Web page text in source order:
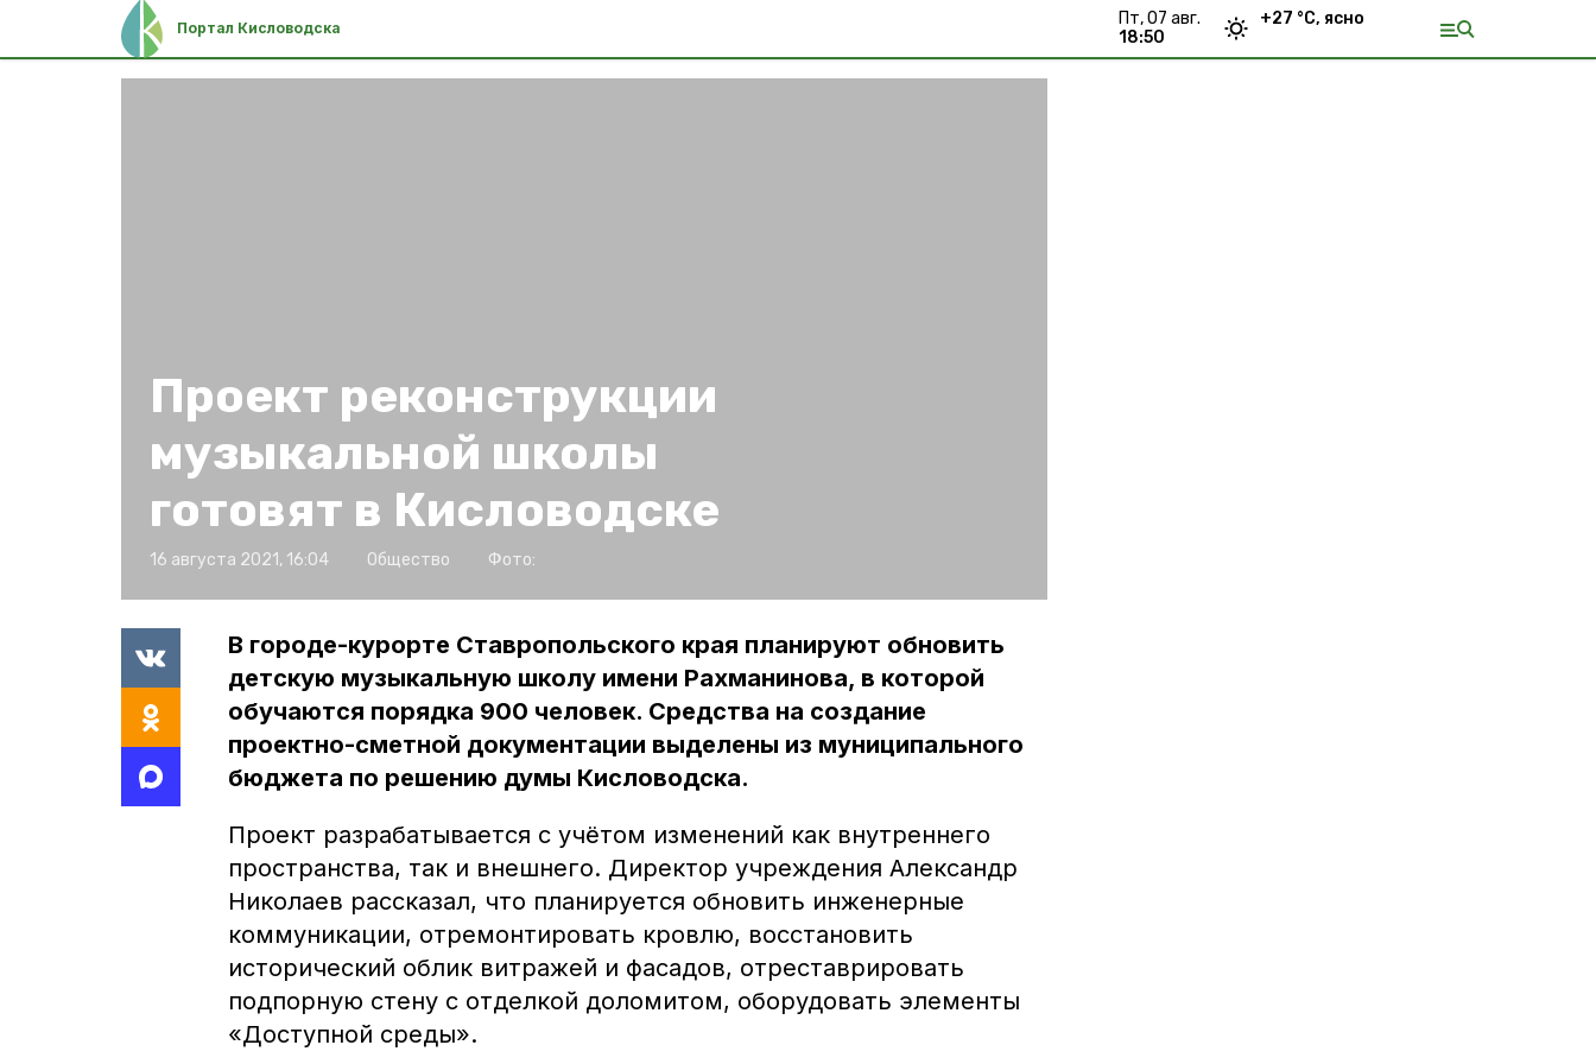
Портал Кисловодска
пт, 07 авг.
18:50
+27 °С, ясно
Проект реконструкции
музыкальной школы
готовят в Кисловодске
16 августа 2021, 16:04 Общество Фото:
В городе-курорте Ставропольского края планируют обновить
детскую музыкальную школу имени Рахманинова, в которой
обучаются порядка 900 человек. Средства на создание
проектно-сметной документации выделены из муниципального
бюджета по решению думы Кисловодска.
Проект разрабатывается с учётом изменений как внутреннего
пространства, так и внешнего. Директор учреждения Александр
Николаев рассказал, что планируется обновить инженерные
коммуникации, отремонтировать кровлю, восстановить
исторический облик витражей и фасадов, отреставрировать
подпорную стену с отделкой доломитом, оборудовать элементы
«Доступной среды».